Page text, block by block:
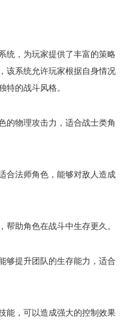
统，为玩家提供了丰富的策略
该系统允许玩家根据自身情况
特的战斗风格。
的物理攻击力，适合战士类角
合法师角色，能够对敌人造成
帮助角色在战斗中生存更久。
够提升团队的生存能力，适合
能，可以造成强大的控制效果